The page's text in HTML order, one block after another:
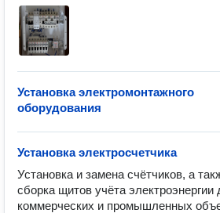
Установка электромонтажного
оборудования
Установка электросчетчика
Установка и замена счётчиков, а
сборка щитов учёта
коммерческих и промышленных